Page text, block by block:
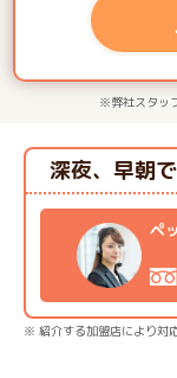
※弊社スタッ
ペ
深夜、早朝
※ 紹介する加盟店により対